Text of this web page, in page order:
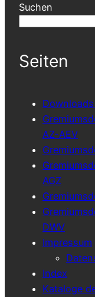
Suchen
Seiten
AZ-AEV
AGZ
DWV
Impressum
Index
Kataloge